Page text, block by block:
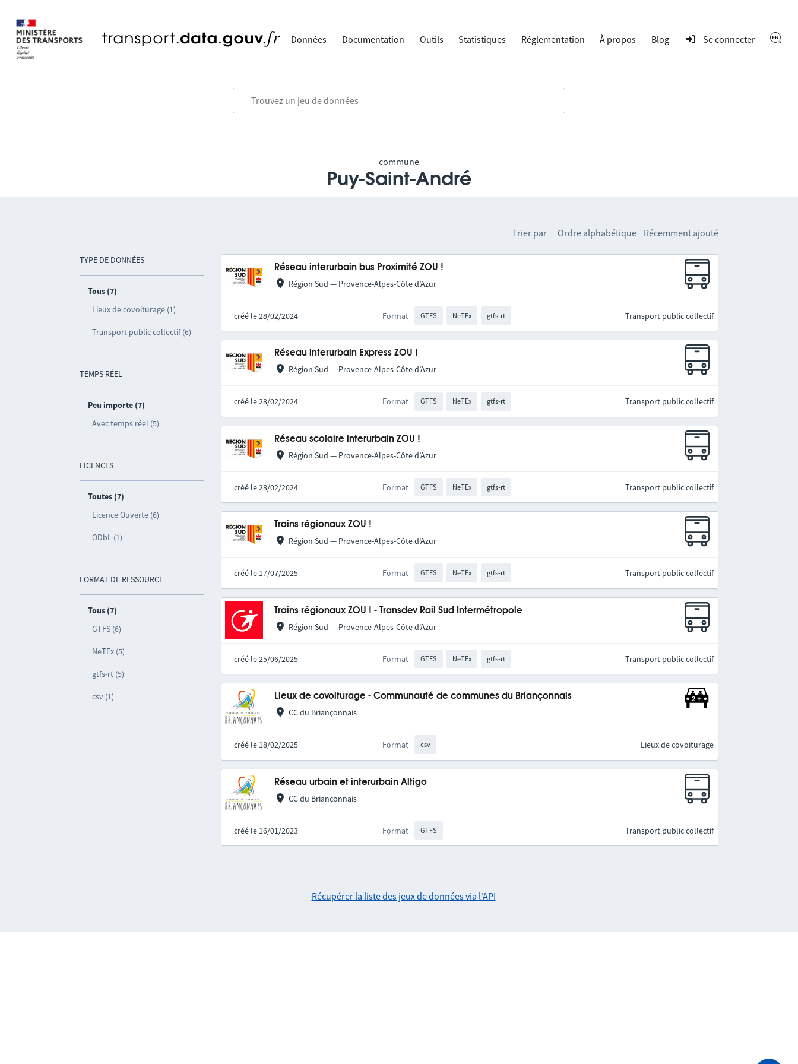
Données Documentation Outils Statistiques Réglementation À propos Blog Se connecter
commune
Puy-Saint-André
TYPE DE DONNÉES
Tous (7)
Lieux de covoiturage (1)
Transport public collectif (6)
TEMPS RÉEL
Peu importe (7)
Avec temps réel (5)
LICENCES
Toutes (7)
Licence Ouverte (6)
ODbL (1)
FORMAT DE RESSOURCE
Tous (7)
GTFS (6)
NeTEx (5)
gtfs-rt (5)
csv (1)
Trier par Ordre alphabétique Récemment ajouté
Réseau interurbain bus Proximité ZOU !
Région Sud — Provence-Alpes-Côte d’Azur
créé le 28/02/2024 Format GTFS NeTEx gtfs-rt Transport public collectif
Réseau interurbain Express ZOU !
Région Sud — Provence-Alpes-Côte d’Azur
créé le 28/02/2024 Format GTFS NeTEx gtfs-rt Transport public collectif
Réseau scolaire interurbain ZOU !
Région Sud — Provence-Alpes-Côte d’Azur
créé le 28/02/2024 Format GTFS NeTEx gtfs-rt Transport public collectif
Trains régionaux ZOU !
Région Sud — Provence-Alpes-Côte d’Azur
créé le 17/07/2025 Format GTFS NeTEx gtfs-rt Transport public collectif
Trains régionaux ZOU ! - Transdev Rail Sud Intermétropole
Région Sud — Provence-Alpes-Côte d’Azur
créé le 25/06/2025 Format GTFS NeTEx gtfs-rt Transport public collectif
Lieux de covoiturage - Communauté de communes du Briançonnais
CC du Briançonnais
créé le 18/02/2025 Format csv Lieux de covoiturage
Réseau urbain et interurbain Altigo
CC du Briançonnais
créé le 16/01/2023 Format GTFS Transport public collectif
Récupérer la liste des jeux de données via l'API -